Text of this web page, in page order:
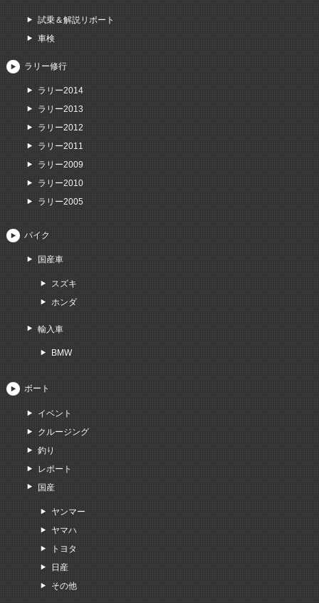
試乗＆解説リポート
車検
ラリー修行
ラリー2014
ラリー2013
ラリー2012
ラリー2011
ラリー2009
ラリー2010
ラリー2005
バイク
国産車
スズキ
ホンダ
輸入車
BMW
ボート
イベント
クルージング
釣り
レポート
国産
ヤンマー
ヤマハ
トヨタ
日産
その他